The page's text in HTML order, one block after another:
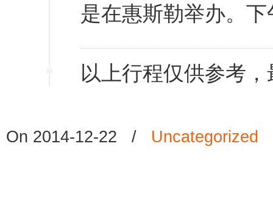
是在惠斯勒举办。
以上行程仅供参考
On 2014-12-22 / Uncategorized